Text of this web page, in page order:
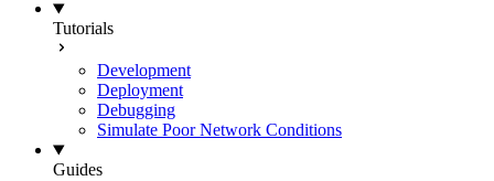
Tutorials
Development
Deployment
Debugging
Simulate Poor Network Conditions
Guides